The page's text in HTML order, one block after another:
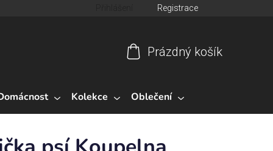
Registrace
košík
Prázdný košík
Kolekce Oblečení